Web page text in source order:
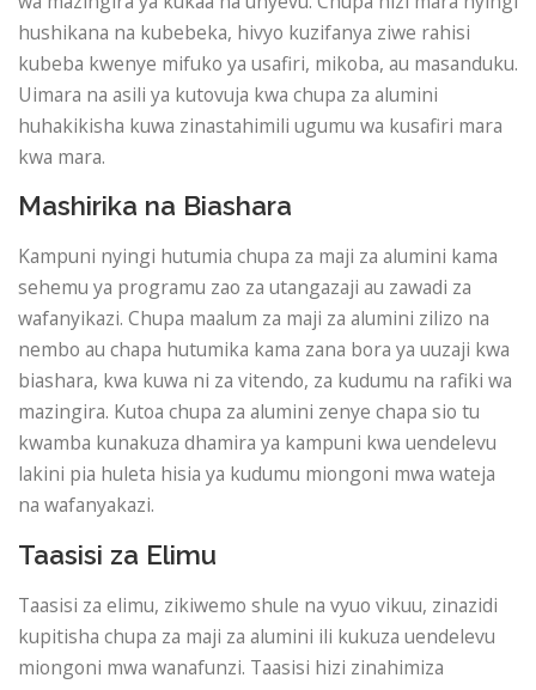
hushikana na kubebeka, hivyo kuzifanya ziwe rahisi
kubeba kwenye mifuko ya usafiri, mikoba, au masanduku.
Uimara na asili ya kutovuja kwa chupa za alumini
huhakikisha kuwa zinastahimili ugumu wa kusafiri mara
kwa mara.
Mashirika na Biashara
Kampuni nyingi hutumia chupa za maji za alumini kama
sehemu ya programu zao za utangazaji au zawadi za
wafanyikazi. Chupa maalum za maji za alumini zilizo na
nembo au chapa hutumika kama zana bora ya uuzaji kwa
biashara, kwa kuwa ni za vitendo, za kudumu na rafiki wa
mazingira. Kutoa chupa za alumini zenye chapa sio tu
kwamba kunakuza dhamira ya kampuni kwa uendelevu
lakini pia huleta hisia ya kudumu miongoni mwa wateja
na wafanyakazi.
Taasisi za Elimu
Taasisi za elimu, zikiwemo shule na vyuo vikuu, zinazidi
kupitisha chupa za maji za alumini ili kukuza uendelevu
miongoni mwa wanafunzi. Taasisi hizi zinahimiza